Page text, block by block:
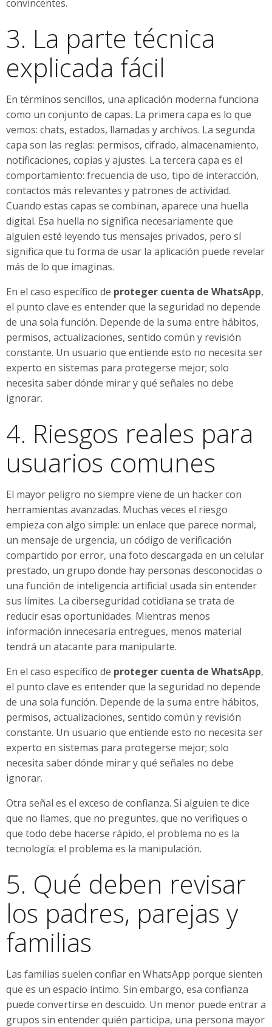
convincentes.
3. La parte técnica
explicada fácil
En términos sencillos, una aplicación moderna funciona
como un conjunto de capas. La primera capa es lo que
vemos: chats, estados, llamadas y archivos. La segunda
capa son las reglas: permisos, cifrado, almacenamiento,
notificaciones, copias y ajustes. La tercera capa es el
comportamiento: frecuencia de uso, tipo de interacción,
contactos más relevantes y patrones de actividad.
Cuando estas capas se combinan, aparece una huella
digital. Esa huella no significa necesariamente que
alguien esté leyendo tus mensajes privados, pero sí
significa que tu forma de usar la aplicación puede revelar
más de lo que imaginas.
En el caso específico de proteger cuenta de WhatsApp,
el punto clave es entender que la seguridad no depende
de una sola función. Depende de la suma entre hábitos,
permisos, actualizaciones, sentido común y revisión
constante. Un usuario que entiende esto no necesita ser
experto en sistemas para protegerse mejor; solo
necesita saber dónde mirar y qué señales no debe
ignorar.
4. Riesgos reales para
usuarios comunes
El mayor peligro no siempre viene de un hacker con
herramientas avanzadas. Muchas veces el riesgo
empieza con algo simple: un enlace que parece normal,
un mensaje de urgencia, un código de verificación
compartido por error, una foto descargada en un celular
prestado, un grupo donde hay personas desconocidas o
una función de inteligencia artificial usada sin entender
sus límites. La ciberseguridad cotidiana se trata de
reducir esas oportunidades. Mientras menos
información innecesaria entregues, menos material
tendrá un atacante para manipularte.
En el caso específico de proteger cuenta de WhatsApp,
el punto clave es entender que la seguridad no depende
de una sola función. Depende de la suma entre hábitos,
permisos, actualizaciones, sentido común y revisión
constante. Un usuario que entiende esto no necesita ser
experto en sistemas para protegerse mejor; solo
necesita saber dónde mirar y qué señales no debe
ignorar.
Otra señal es el exceso de confianza. Si alguien te dice
que no llames, que no preguntes, que no verifiques o
que todo debe hacerse rápido, el problema no es la
tecnología: el problema es la manipulación.
5. Qué deben revisar
los padres, parejas y
familias
Las familias suelen confiar en WhatsApp porque sienten
que es un espacio íntimo. Sin embargo, esa confianza
puede convertirse en descuido. Un menor puede entrar a
grupos sin entender quién participa, una persona mayor